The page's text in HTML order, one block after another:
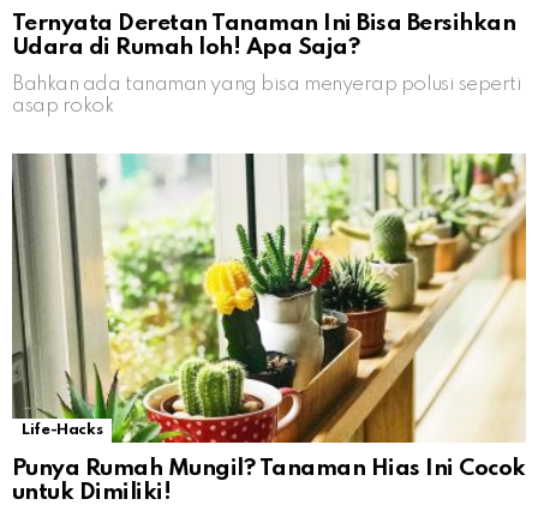
Ternyata Deretan Tanaman Ini Bisa Bersihkan
Udara di Rumah loh! Apa Saja?
Bahkan ada tanaman yang bisa menyerap polusi seperti
asap rokok
Life-Hacks
Punya Rumah Mungil? Tanaman Hias Ini Cocok
untuk Dimiliki!